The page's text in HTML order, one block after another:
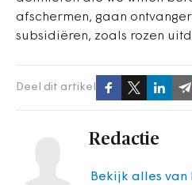
afschermen, gaan
subsidiëren, zoals rozen
Deel dit artikel
Redactie
Bekijk alles van